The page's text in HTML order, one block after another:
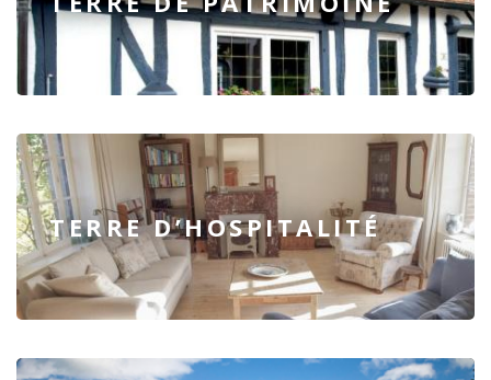
TERRE D’HOSPITALITÉ